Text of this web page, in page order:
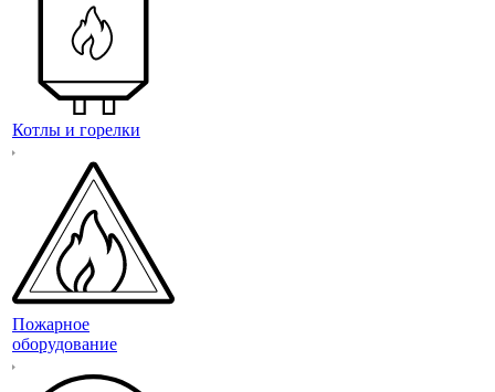
Котлы и горелки
Пожарное
оборудование